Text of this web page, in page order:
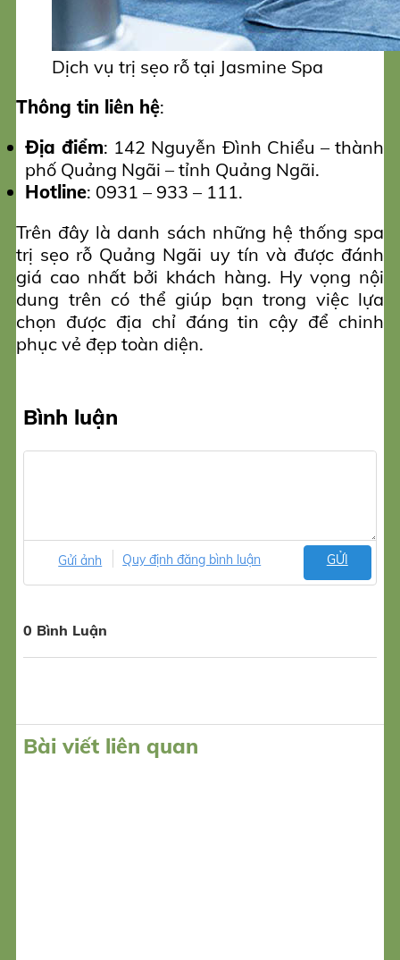
Dịch vụ trị sẹo rỗ tại Jasmine Spa
Thông tin liên hệ:
Địa điểm: 142 Nguyễn Đình Chiểu – thành
phố Quảng Ngãi – tỉnh Quảng Ngãi.
Hotline: 0931 – 933 – 111.
Trên đây là danh sách những hệ thống spa
trị sẹo rỗ Quảng Ngãi uy tín và được đánh
giá cao nhất bởi khách hàng. Hy vọng nội
dung trên có thể giúp bạn trong việc lựa
chọn được địa chỉ đáng tin cậy để chinh
phục vẻ đẹp toàn diện.
Bình luận
Gửi ảnh Quy định đăng bình luận GỬI
0 Bình Luận
Bài viết liên quan